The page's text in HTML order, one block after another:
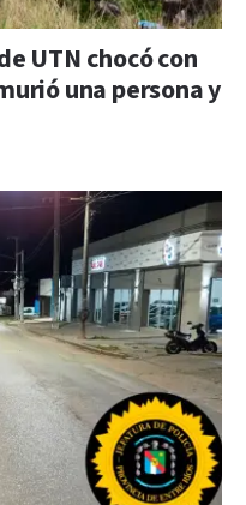
UTN chocó con
una persona y